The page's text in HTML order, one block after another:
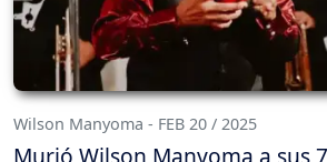
Wilson Manyoma - FEB 20 / 2025
Murió Wilson Manyoma a sus